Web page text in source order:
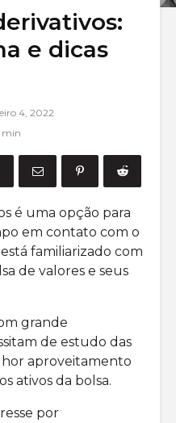
e dicas
4, 2022
min
é uma opção para
em contato com o
familiarizado com
de valores e seus
grande
de estudo das
aproveitamento
ativos da bolsa.
por
Small
Opções
tudo
saber
investir
o
Como
em